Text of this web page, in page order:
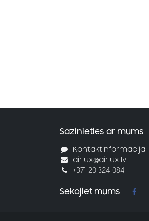
Sazinieties ar mums
Kontaktinformācija
airlux@airlux.lv
+371 20 324 084
Sekojiet mums